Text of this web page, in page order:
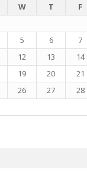
W T F
5 6 7
12 13 14
19 20 21
26 27 28